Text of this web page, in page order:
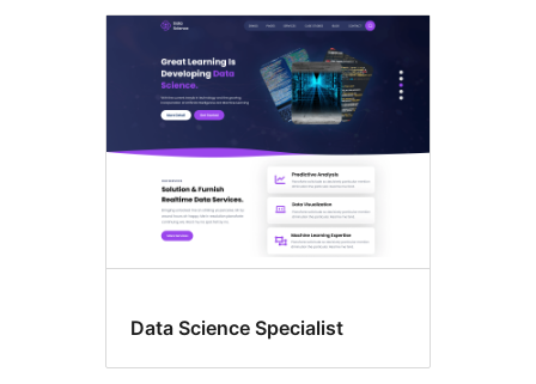
Data Science Specialist